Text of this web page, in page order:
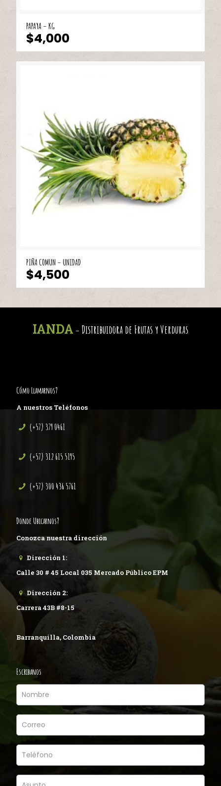
PAPAYA – KG
$4,000
PIÑA COMUN – UNIDAD
$4,500
IANDA - Distribuidora de Frutas y Verduras
Cómo Llamarnos?
A nuestros Teléfonos
(+57) 379 0461
(+57) 312 615 5195
(+57) 300 436 5761
Donde Ubicarnos?
Conozca nuestra dirección
Dirección 1:
Calle 30 # 45 Local 035 Mercado Público EPM
Dirección 2:
Carrera 43B #8-15
Barranquilla, Colombia
Escribanos